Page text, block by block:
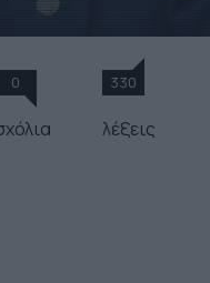
0 330
λέξεις